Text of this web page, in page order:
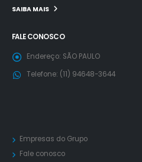
SAIBA MAIS
FALE CONOSCO
Endereço: SÃO PAULO
Telefone: (11) 94648-3644
Empresas do Grupo
Fale conosco